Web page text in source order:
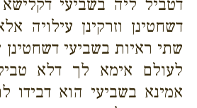
דטביל ליה בשביעי
דשחטינן וזרקינן עילויה
שתי ראיות בשביעי דשחטינן
לעולם אימא לך דלא
אמינא בשביעי הוא דבידו